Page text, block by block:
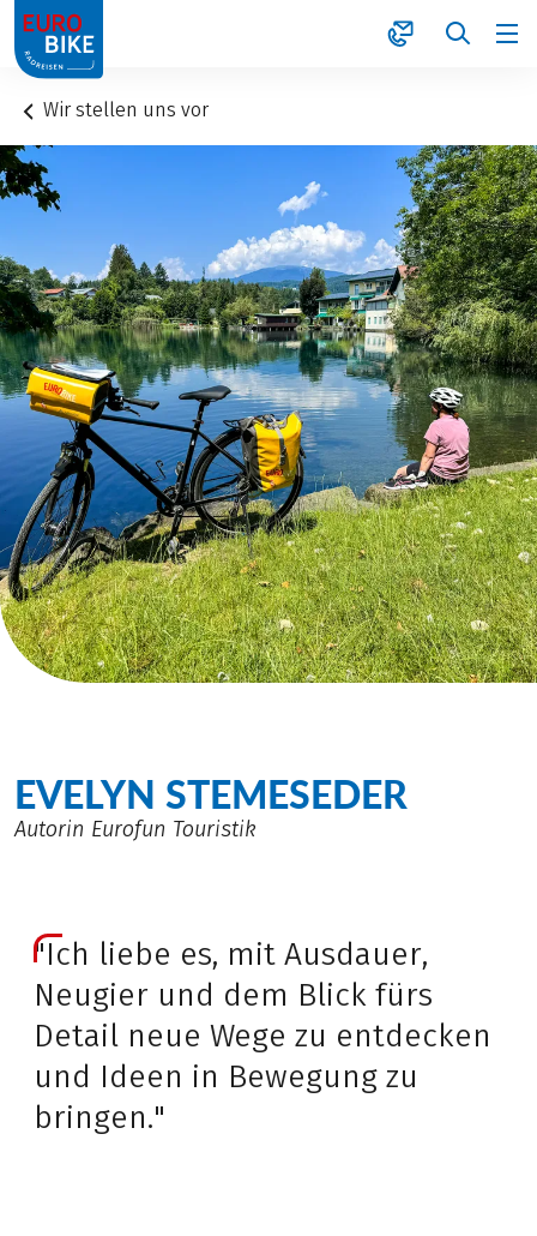
1
Wir stellen uns vor
EVELYN STEMESEDER
Autorin Eurofun Touristik
"Ich liebe es, mit Ausdauer,
Neugier und dem Blick fürs
Detail neue Wege zu entdecken
und Ideen in Bewegung zu
bringen."